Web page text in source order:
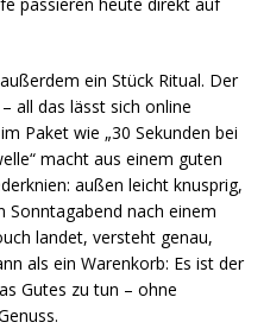
ein Stück Ritual. Der
all das lässt sich online
Paket wie „30 Sekunden bei
macht aus einem guten
außen leicht knusprig,
Sonntagabend nach einem
landet, versteht genau,
als ein Warenkorb: Es ist der
Gutes zu tun – ohne